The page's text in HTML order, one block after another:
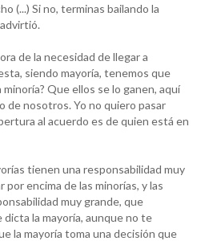
(...) Si no, terminas bailando la
de la necesidad de llegar a
siendo mayoría, tenemos que
Que ellos se lo ganen, aquí
de nosotros. Yo no quiero pasar
al acuerdo es de quien está en
tienen una responsabilidad muy
por encima de las minorías, y las
muy grande, que
dicta la mayoría, aunque no te
la mayoría toma una decisión que